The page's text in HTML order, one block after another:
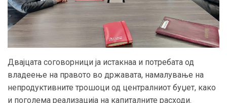
Двајцата соговорници ја истакнаа и потребата од
владеење на правото во државата, намалување на
непродуктивните трошоци од централниот буџет, како
и поголема реализација на капиталните расходи.